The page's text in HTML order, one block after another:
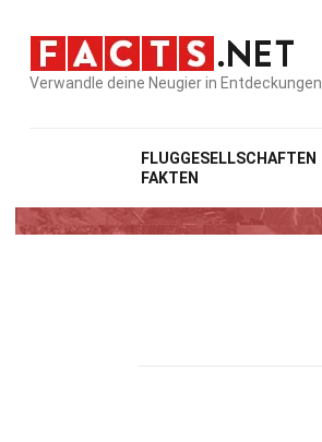
Verwandle deine Neugier in Entdeckungen
FLUGGESELLSCHAFTEN
FAKTEN